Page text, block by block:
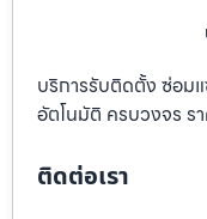
บริการรับติดตั้ง ซ่อม
อัตโนมัติ ครบวงจร ร
ติดต่อเรา